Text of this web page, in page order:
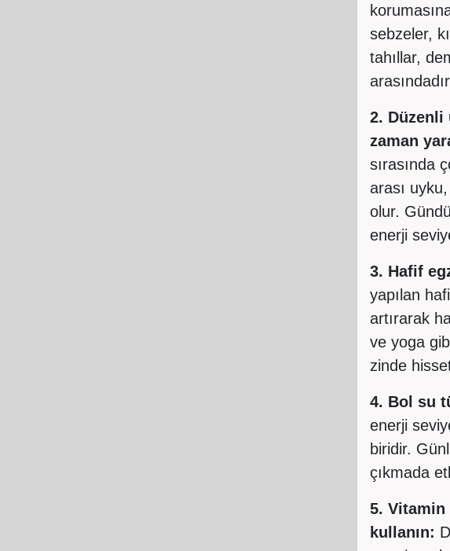
sebzeler,
tahıllar,
2. Düzenli
zaman
sırasında
arası
olur.
enerji
3. Hafif
yapılan
artırarak
ve yoga
zinde
4. Bol su
enerji
biridir.
çıkmada
5.
kullanın: